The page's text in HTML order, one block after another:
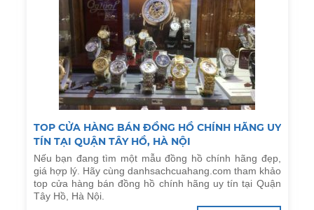
TOP CỬA HÀNG BÁN ĐỒNG HỒ CHÍNH HÃNG UY
TÍN TẠI QUẬN TÂY HỒ, HÀ NỘI
Nếu bạn đang tìm một mẫu đồng hồ chính hãng đẹp,
giá hợp lý. Hãy cùng danhsachcuahang.com tham khảo
top cửa hàng bán đồng hồ chính hãng uy tín tại Quận
Tây Hồ, Hà Nội.